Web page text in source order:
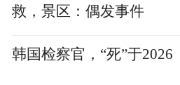
引起了广泛关注与响应。
作为捐赠机构之一，东
类的义卖品，如善慧小
救，景区：偶发事件
韩国检察官，“死”于2026